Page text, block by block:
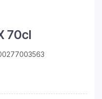
70cl